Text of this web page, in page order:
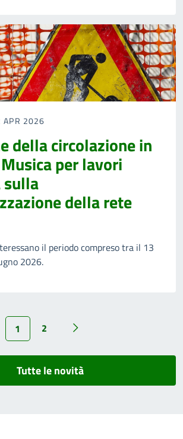
APR 2026
della circolazione in
per lavori
sulla
della rete
il periodo compreso tra il 13
2026.
1 2
Tutte le novità